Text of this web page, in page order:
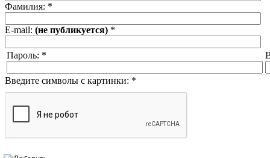
Фамилия: *
E-mail: (не публикуется) *
Пароль: *
Введите символы с картинки: *